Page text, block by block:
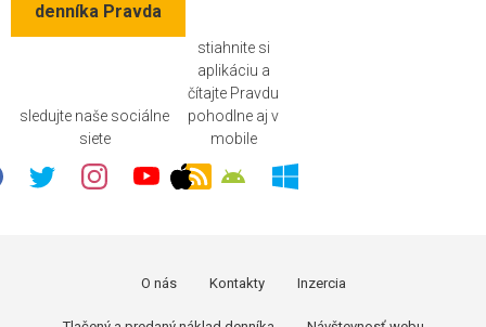
denníka Pravda
sledujte naše sociálne
siete
stiahnite si
aplikáciu a
čítajte Pravdu
pohodlne aj v
mobile
O nás Kontakty Inzercia